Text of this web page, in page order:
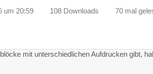
um 20:59 108 Downloads 70 mal
mit unterschiedlichen Aufdrucken gibt,